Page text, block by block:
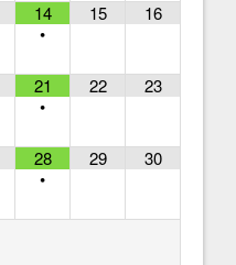
14
•
15 16
21
•
22 23
28
•
29 30